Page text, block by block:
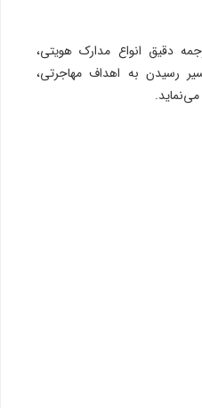
دقیق انواع مدارک هویتی،
رسیدن به اهداف مهاجرتی،